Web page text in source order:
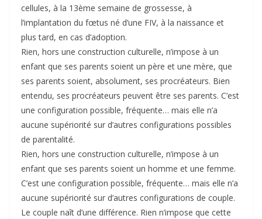
cellules, à la 13ème semaine de grossesse, à
l’implantation du fœtus né d’une FIV, à la naissance et
plus tard, en cas d’adoption.
Rien, hors une construction culturelle, n’impose à un
enfant que ses parents soient un père et une mère, que
ses parents soient, absolument, ses procréateurs. Bien
entendu, ses procréateurs peuvent être ses parents. C’est
une configuration possible, fréquente… mais elle n’a
aucune supériorité sur d’autres configurations possibles
de parentalité.
Rien, hors une construction culturelle, n’impose à un
enfant que ses parents soient un homme et une femme.
C’est une configuration possible, fréquente… mais elle n’a
aucune supériorité sur d’autres configurations de couple.
Le couple naît d’une différence. Rien n’impose que cette